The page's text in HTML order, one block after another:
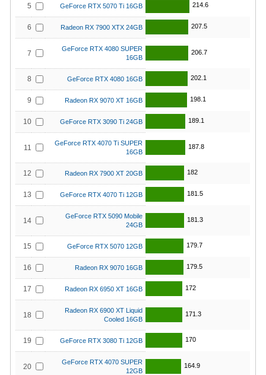
5 GeForce RTX 5070 Ti 16GB 214.6
6 Radeon RX 7900 XTX 24GB 207.5
7
GeForce RTX 4080 SUPER
16GB
206.7
8 GeForce RTX 4080 16GB 202.1
9 Radeon RX 9070 XT 16GB 198.1
10 GeForce RTX 3090 Ti 24GB 189.1
11
GeForce RTX 4070 Ti SUPER
16GB
187.8
12 Radeon RX 7900 XT 20GB 182
13 GeForce RTX 4070 Ti 12GB 181.5
14
GeForce RTX 5090 Mobile
24GB
181.3
15 GeForce RTX 5070 12GB 179.7
16 Radeon RX 9070 16GB 179.5
17 Radeon RX 6950 XT 16GB 172
18
Radeon RX 6900 XT Liquid
Cooled 16GB
171.3
19 GeForce RTX 3080 Ti 12GB 170
20
GeForce RTX 4070 SUPER
12GB
164.9